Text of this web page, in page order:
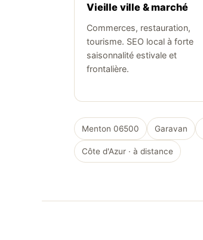
Vieille ville & marché
Commerces, restauration,
tourisme. SEO local à forte
saisonnalité estivale et
frontalière.
Menton 06500 Garavan
Côte d'Azur · à distance